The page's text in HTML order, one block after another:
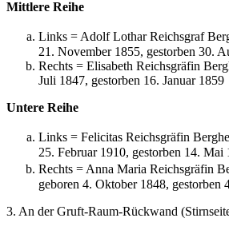
Mittlere Reihe
Links = Adolf Lothar Reichsgraf
21. November 1855, gestorben 30.
Rechts = Elisabeth Reichsgräfin
Juli 1847, gestorben 16. Januar 1859
Untere Reihe
Links = Felicitas Reichsgräfin
25. Februar 1910, gestorben 14. Mai
Rechts = Anna Maria Reichsgräfin
geboren 4. Oktober 1848, gestorben
3. An der Gruft-Raum-Rückwand